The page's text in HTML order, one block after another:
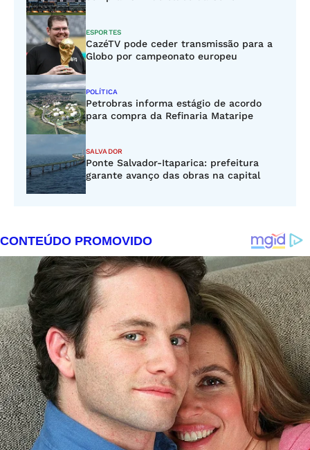
ESPORTES
CazéTV pode ceder transmissão para a
Globo por campeonato europeu
POLÍTICA
Petrobras informa estágio de acordo
para compra da Refinaria Mataripe
SALVADOR
Ponte Salvador-Itaparica: prefeitura
garante avanço das obras na capital